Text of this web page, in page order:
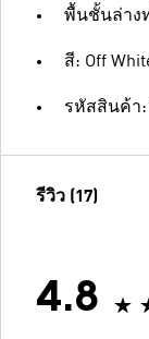
พื้นชั้นล่าง
สี: Off
รหัสสินค้า:
รีวิว (17)
4.8